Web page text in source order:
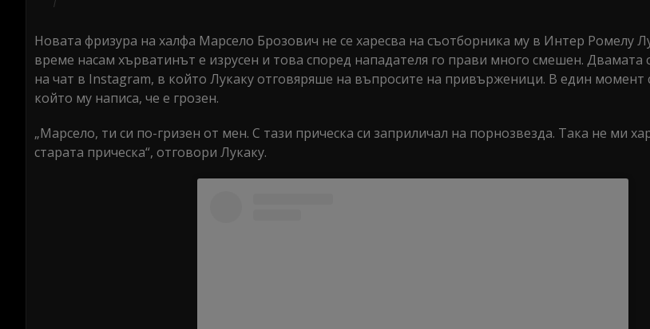
Новата фризура на халфа Марсело Брозович не се харесва на съотборника му в Интер Ромелу
време насам хърватинът е изрусен и това според нападателя го прави много смешен. Двамата
на чат в Instagram, в който Лукаку отговяряше на въпросите на привърженици. В един момент
който му написа, че е грозен.
„Марсело, ти си по-гризен от мен. С тази прическа си заприличал на порнозвезда. Така не ми
старата прическа“, отговори Лукаку.